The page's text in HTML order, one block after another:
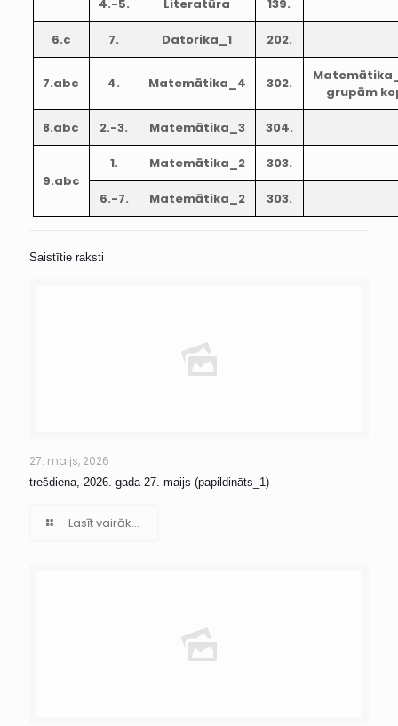
4.-5. Literatūra 139.
6.c 7. Datorika_1 202.
7.abc 4. Matemātika_4 302.
grupām
8.abc 2.-3. Matemātika_3 304.
9.abc
1. Matemātika_2 303.
6.-7. Matemātika_2 303.
Saistītie raksti
27. maijs, 2026
trešdiena, 2026. gada 27. maijs (papildināts_1)
Lasīt vairāk...